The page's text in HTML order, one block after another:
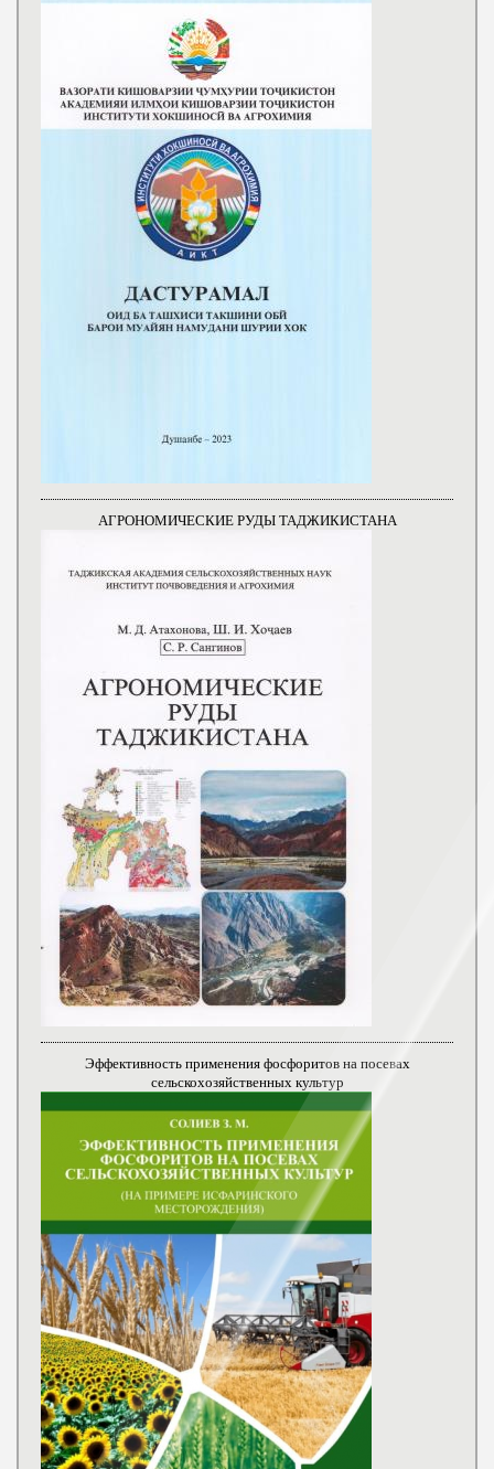
АГРОНОМИЧЕСКИЕ РУДЫ ТАДЖИКИСТАНА
Эффективность применения фосфоритов на посевах
сельскохозяйственных культур